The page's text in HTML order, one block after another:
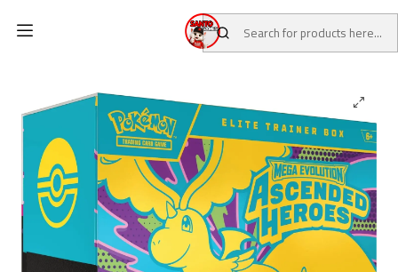
TCG CARDS POKEMON TCG
ASCENDED HEROES ELITE TRAINER BOX ESPAÑOL